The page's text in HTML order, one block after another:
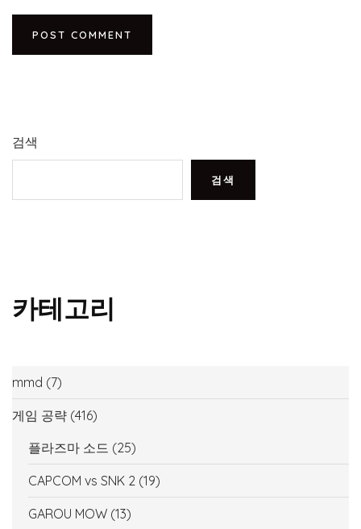
검색
검색
카테고리
mmd (7)
게임 공략 (416)
플라즈마 소드 (25)
CAPCOM vs SNK 2 (19)
GAROU MOW (13)